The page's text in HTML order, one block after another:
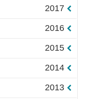
2017
2016
2015
2014
2013